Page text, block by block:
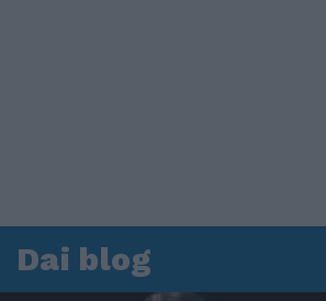
Dai blog